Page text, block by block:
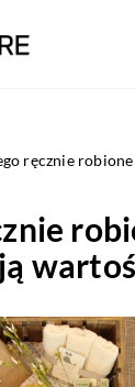
ręcznie